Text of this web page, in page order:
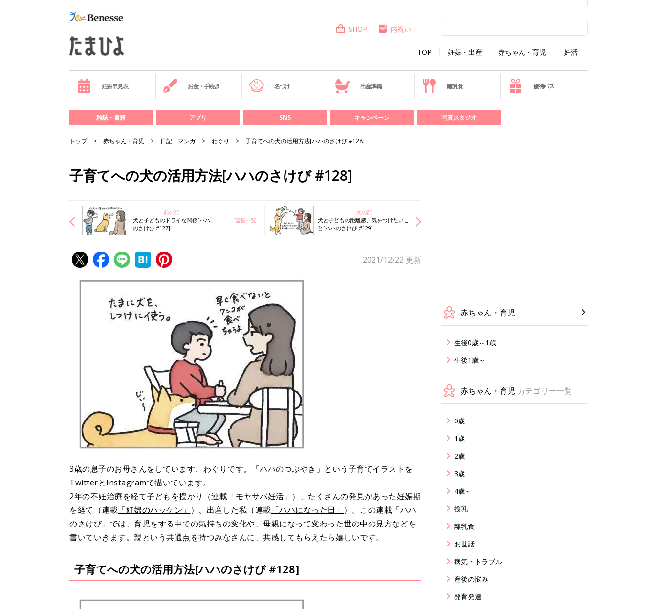
TOP 妊娠・出産 赤ちゃん・育児 妊活
SHOP 内祝い
妊娠早見表 お金・手続き 名づけ 出産準備 離乳食 優待パス
雑誌・書籍 アプリ SNS キャンペーン 写真スタジオ
トップ 赤ちゃん・育児 日記・マンガ わぐり 子育てへの犬の活用方法[ハハのさけび #128]
子育てへの犬の活用方法[ハハのさけび #128]
前の話
犬と子どものドライな関係[ハハ
のさけび #127]
連載一覧
次の話
犬と子どもの距離感、気をつけたいこ
と[ハハのさけび #129]
2021/12/22 更新
3歳の息子のお母さんをしています、わぐりです。「ハハのつぶやき」という子育てイラストを
TwitterとInstagramで描いています。
2年の不妊治療を経て子どもを授かり（連載 「モヤサバ妊活」 ）、たくさんの発見があった妊娠期
を経て（連載 「妊婦のハッケン」 ）、出産した私（連載 「ハハになった日」 ）。この連載「ハハ
のさけび」では、育児をする中での気持ちの変化や、母親になって変わった世の中の見方などを
書いていきます。親という共通点を持つみなさんに、共感してもらえたら嬉しいです。
子育てへの犬の活用方法[ハハのさけび #128]
赤ちゃん・育児
生後0歳～1歳
生後1歳～
赤ちゃん・育児 カテゴリー一覧
0歳
1歳
2歳
3歳
4歳～
授乳
離乳食
お世話
病気・トラブル
産後の悩み
発育発達